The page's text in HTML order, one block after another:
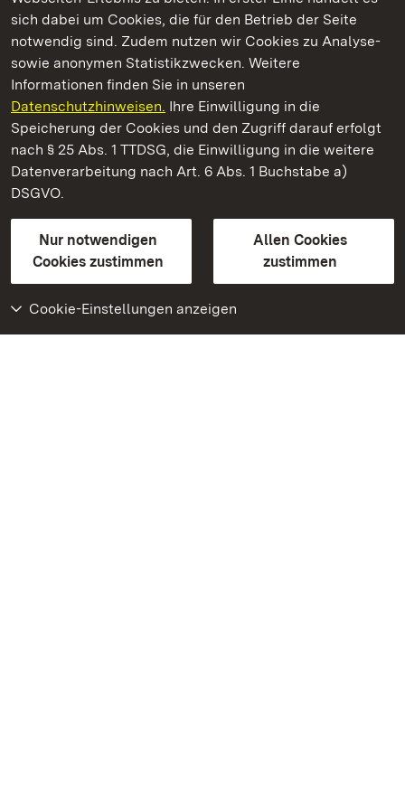
sich dabei um Cookies, die für den Betrieb der Seite
notwendig sind. Zudem nutzen wir Cookies zu Analyse-
sowie anonymen Statistikzwecken. Weitere
Informationen finden Sie in unseren
Datenschutzhinweisen. Ihre Einwilligung in die
Speicherung der Cookies und den Zugriff darauf erfolgt
nach § 25 Abs. 1 TTDSG, die Einwilligung in die weitere
Datenverarbeitung nach Art. 6 Abs. 1 Buchstabe a)
DSGVO.
Nur notwendigen
Cookies zustimmen
Allen Cookies
zustimmen
Cookie-Einstellungen anzeigen
Kommen. Staunen. Genießen.
Schloss und Schlossgarten Schwetzingen
Staatliche Schlösser und Gärten Baden-Württemberg
Kontakt
GebärdenspracheLeichte Sprache
Erklärung zur Barrierefreiheit
BITV-konform (geprüfte Seiten)
Weiteres